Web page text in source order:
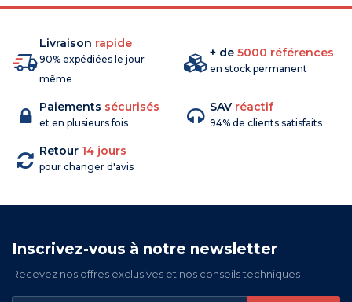
Livraison rapide
90% expédiées le jour
même
+ de 5000 références
en stock permanent
Paiements sécurisés
et en plusieurs fois
SAV réactif
94% de clients satisfaits
Retour 14 jours
pour changer d'avis
Inscrivez-vous à notre newsletter
Recevez nos offres exclusives et nos conseils techniques